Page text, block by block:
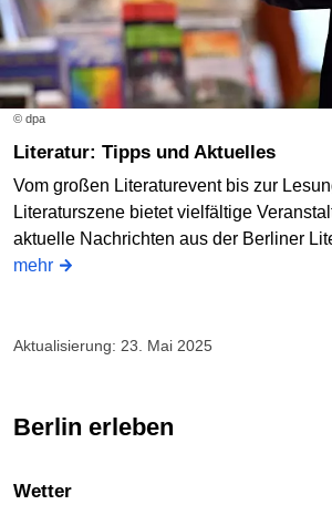
© dpa
Literatur: Tipps und Aktuelles
Vom großen Literaturevent bis zur
Literaturszene bietet vielfältige
aktuelle Nachrichten aus der Berliner
mehr
Aktualisierung: 23. Mai 2025
Berlin erleben
Wetter